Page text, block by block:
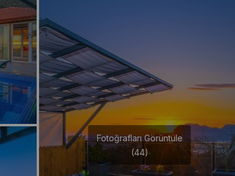
Fotoğrafları Görüntüle
(44)